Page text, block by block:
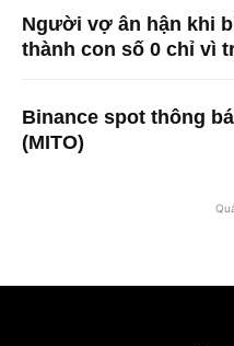
Người vợ ân hận khi
thành con số 0 chỉ vì
Binance spot thông
(MITO)